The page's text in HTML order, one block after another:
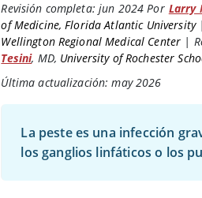
Revisión completa: jun 2024 Por Larry
of Medicine, Florida Atlantic University
Wellington Regional Medical Center |
Tesini, MD, University of Rochester
Última actualización: may 2026
La peste es una infección
los ganglios linfáticos o los